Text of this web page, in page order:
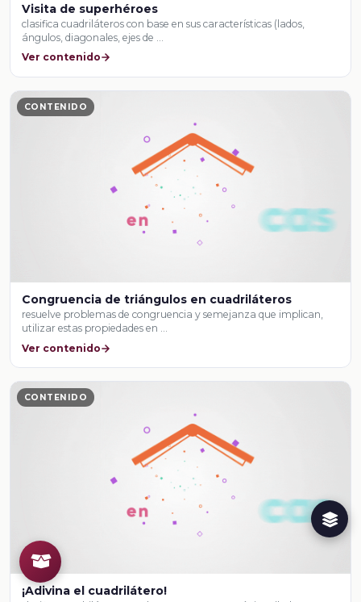
Visita de superhéroes
clasifica cuadriláteros con base en sus características (lados,
ángulos, diagonales, ejes de …
Ver contenido
CONTENIDO
Congruencia de triángulos en cuadriláteros
resuelve problemas de congruencia y semejanza que implican,
utilizar estas propiedades en …
Ver contenido
CONTENIDO
¡Adivina el cuadrilátero!